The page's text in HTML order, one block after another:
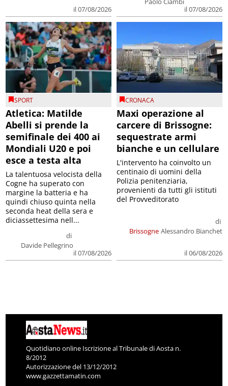
il 07/08/2026
il 07/08/2026
SPORT
Atletica: Matilde
Abelli si prende la
semifinale dei 400 ai
Mondiali U20 e poi
esce a testa alta
di
Davide Pellegrino
il 07/08/2026
La talentuosa velocista della
Cogne ha superato con
margine la batteria e ha
quindi chiuso quinta nella
seconda heat della sera e
diciassettesima nell...
CRONACA
Maxi operazione al
carcere di Brissogne:
sequestrate armi
bianche e un cellulare
Brissogne
di
Alessandro Bianchet
il 06/08/2026
L'intervento ha coinvolto un
centinaio di uomini della
Polizia penitenziaria,
provenienti da tutti gli istituti
del Provveditorato
Quotidiano online Iscrizione al Tribunale di Aosta n.
8/2012
Autorizzazione del 13/12/2012
www.gazzettamatin.com